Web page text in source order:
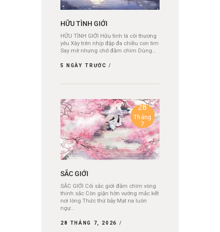
HỮU TÌNH GIỚI
HỮU TÌNH GIỚI Hữu tình là cõi thương
yêu Xây trên nhịp đập đa chiều con tim
Say mê nhưng chớ đắm chìm Dùng…
5 NGÀY TRƯỚC
28
Tháng
7
SẮC GIỚI
SẮC GIỚI Cõi sắc giới đắm chìm vòng
thinh sắc Còn giận hờn vướng mắc kết
nơi lòng Thức thứ bảy Mạt na luôn
ngự…
28 THÁNG 7, 2026